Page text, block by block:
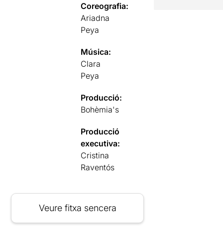
Coreografia:
Ariadna
Peya
Música:
Clara
Peya
Producció:
Bohèmia's
Producció
executiva:
Cristina
Raventós
Veure fitxa sencera